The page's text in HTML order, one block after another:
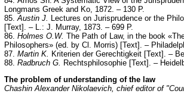
Longmans Greek and Ko, 1872. – 130 P.
85. Austin J.
Lectures on Jurisprudence or the
[Text]. – L.: J. Murray, 1873. – 699 P.
86. Holmes O.W. The Path of Law, in the book
Philosophers» (ed. by Cl. Morris) [Техt]. –
87. Martin K.
Kriterien der Gerechtigkeit [Text]. –
88. Radbruch G.
Rechtsphilosophie [Text]. –
The problem of understanding of the law
Chashin Alexander Nikolaevich, chief editor of